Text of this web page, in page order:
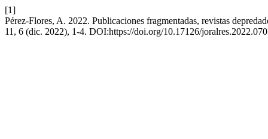
[1]
Pérez-Flores, A. 2022. Publicaciones fragmentadas, revistas
11, 6 (dic. 2022), 1-4. DOI:https://doi.org/10.17126/